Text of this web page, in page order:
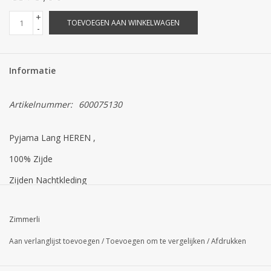
+
-
TOEVOEGEN AAN WINKELWAGEN
Informatie
Artikelnummer: 600075130
Pyjama Lang HEREN ,
100% Zijde
Zijden Nachtkleding
Beschrijving
Geniet van pure luxe en laat u verwennen door 100% echte
Zimmerli
Aan verlanglijst toevoegen /Toevoegen om te vergelijken /Afdrukken